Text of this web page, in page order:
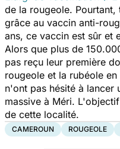
de la rougeole.
grâce au vaccin anti-
ans, ce vaccin est sûr et
Alors que plus de
pas reçu leur première
rougeole et la rubéole
n'ont pas hésité à lancer
massive à Méri.
de cette localité.
CAMEROUN ROUGEOLE